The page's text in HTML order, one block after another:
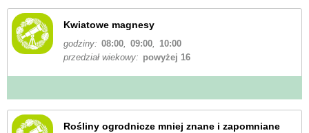
Kwiatowe magnesy
godziny: 08:00, 09:00,
10:00
przedział wiekowy: powyżej 16
Rośliny ogrodnicze mniej znane i zapomniane